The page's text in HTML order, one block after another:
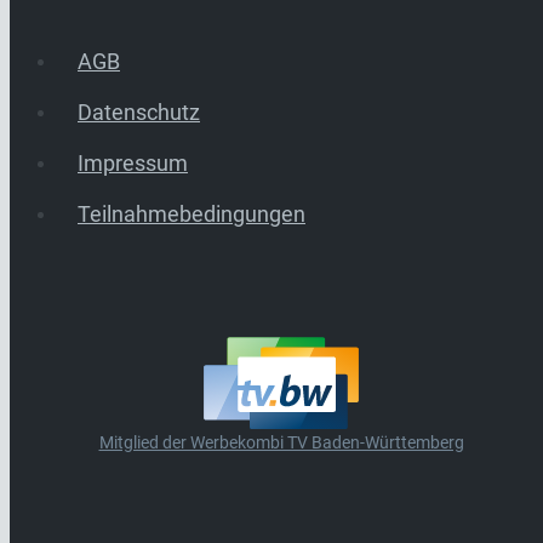
AGB
Datenschutz
Impressum
Teilnahmebedingungen
Mitglied der Werbekombi TV Baden-Württemberg